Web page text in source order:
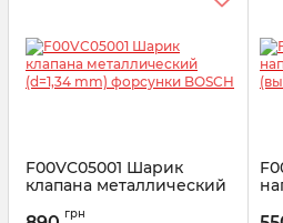
F00VC05001 Шарик
клапана металлический
грн